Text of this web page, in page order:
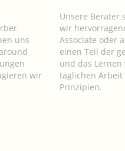
uns
wir
Unsere Berater
wir
Associate oder
einen Teil der
und das
täglichen
Prinzipien.